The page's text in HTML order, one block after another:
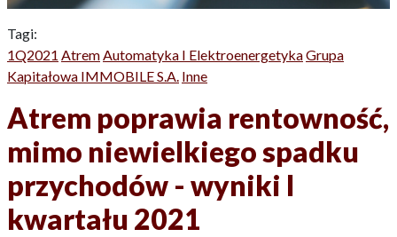
Tagi:
1Q2021 Atrem Automatyka I ElektroenergetykaGrupa
Kapitałowa IMMOBILE S.A. Inne
Atrem poprawia rentowność,
mimo niewielkiego spadku
przychodów - wyniki I
kwartału 2021